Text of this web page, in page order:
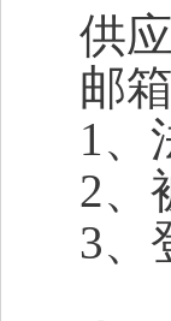
供
邮
1、
2、
3、